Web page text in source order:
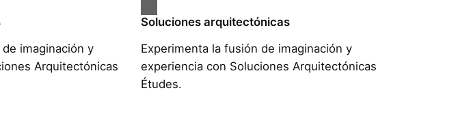
imaginación y
Arquitectónicas
Soluciones arquitectónicas
Experimenta la fusión de imaginación y
experiencia con Soluciones Arquitectónicas
Études.